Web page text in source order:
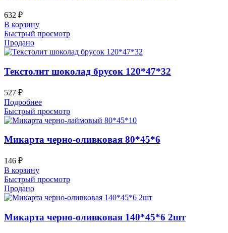
632 ₽
В корзину
Быстрый просмотр
Продано
Текстолит шоколад брусок 120*47*32
527 ₽
Подробнее
Быстрый просмотр
Микарта черно-оливковая 80*45*6
146 ₽
В корзину
Быстрый просмотр
Продано
Микарта черно-оливковая 140*45*6 2шт